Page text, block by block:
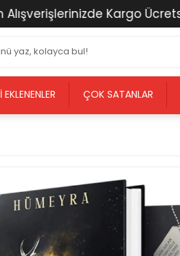
Kargo Ücretsiz!
EKLENENLER ÇOK SATANLAR